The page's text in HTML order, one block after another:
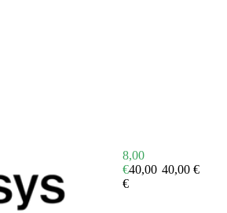
8,00
€40,00
€
40,00 €